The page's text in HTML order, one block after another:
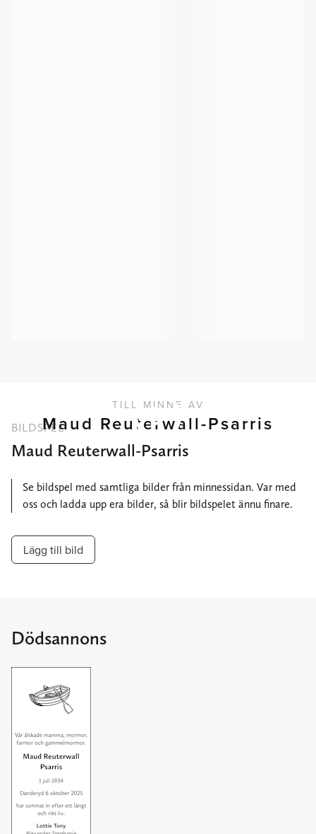
TILL MINNE AV
Maud Reuterwall-Psarris
BILDSPEL
Maud Reuterwall-Psarris
Se bildspel med samtliga bilder från minnessidan. Var med
oss och ladda upp era bilder, så blir bildspelet ännu finare.
Lägg till bild
Dödsannons